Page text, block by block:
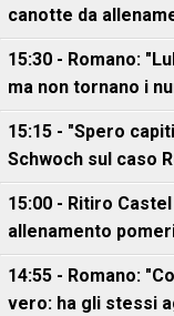
canotte da
15:30 - Romano:
ma non tornano i
15:15 - "Spero
Schwoch sul caso
15:00 - Ritiro
allenamento
14:55 - Romano:
vero: ha gli stessi